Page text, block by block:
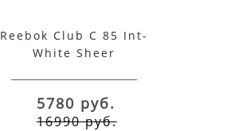
Reebok Club C 85 Int-
White Sheer
5780 руб.
16990 руб.